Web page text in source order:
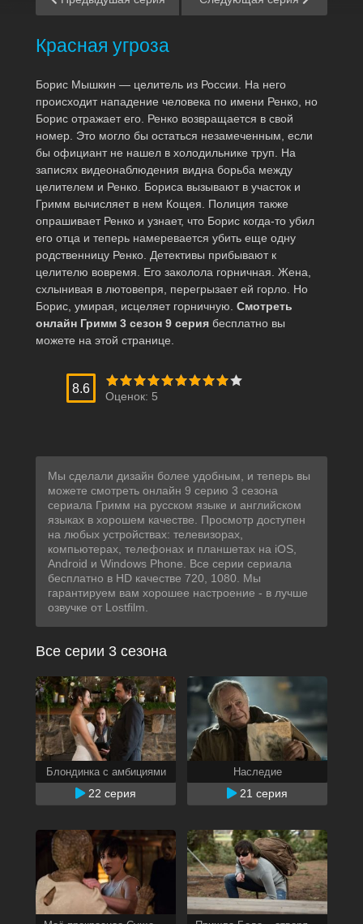
Красная угроза
Борис Мышкин — целитель из России. На него
происходит нападение человека по имени Ренко, но
Борис отражает его. Ренко возвращается в свой
номер. Это могло бы остаться незамеченным, если
бы официант не нашел в холодильнике труп. На
записях видеонаблюдения видна борьба между
целителем и Ренко. Бориса вызывают в участок и
Гримм вычисляет в нем Кощея. Полиция также
опрашивает Ренко и узнает, что Борис когда-то убил
его отца и теперь намеревается убить еще одну
родственницу Ренко. Детективы прибывают к
целителю вовремя. Его заколола горничная. Жена,
схлынивая в лютовепря, перегрызает ей горло. Но
Борис, умирая, исцеляет горничную. Смотреть
онлайн Гримм 3 сезон 9 серия бесплатно вы
можете на этой странице.
8.6
Оценок: 5
Мы сделали дизайн более удобным, и теперь вы
можете смотреть онлайн 9 серию 3 сезона
сериала Гримм на русском языке и английском
языках в хорошем качестве. Просмотр доступен
на любых устройствах: телевизорах,
компьютерах, телефонах и планшетах на iOS,
Android и Windows Phone. Все серии сериала
бесплатно в HD качестве 720, 1080. Мы
гарантируем вам хорошее настроение - в лучше
озвучке от Lostfilm.
Все серии 3 сезона
Блондинка с амбициями
22 серия
Наследие
21 серия